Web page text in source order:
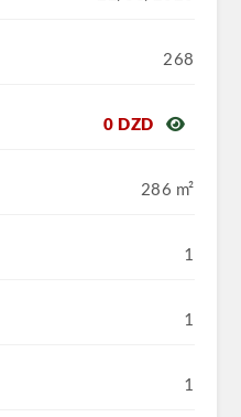
268
0 DZD
286 m²
1
1
1